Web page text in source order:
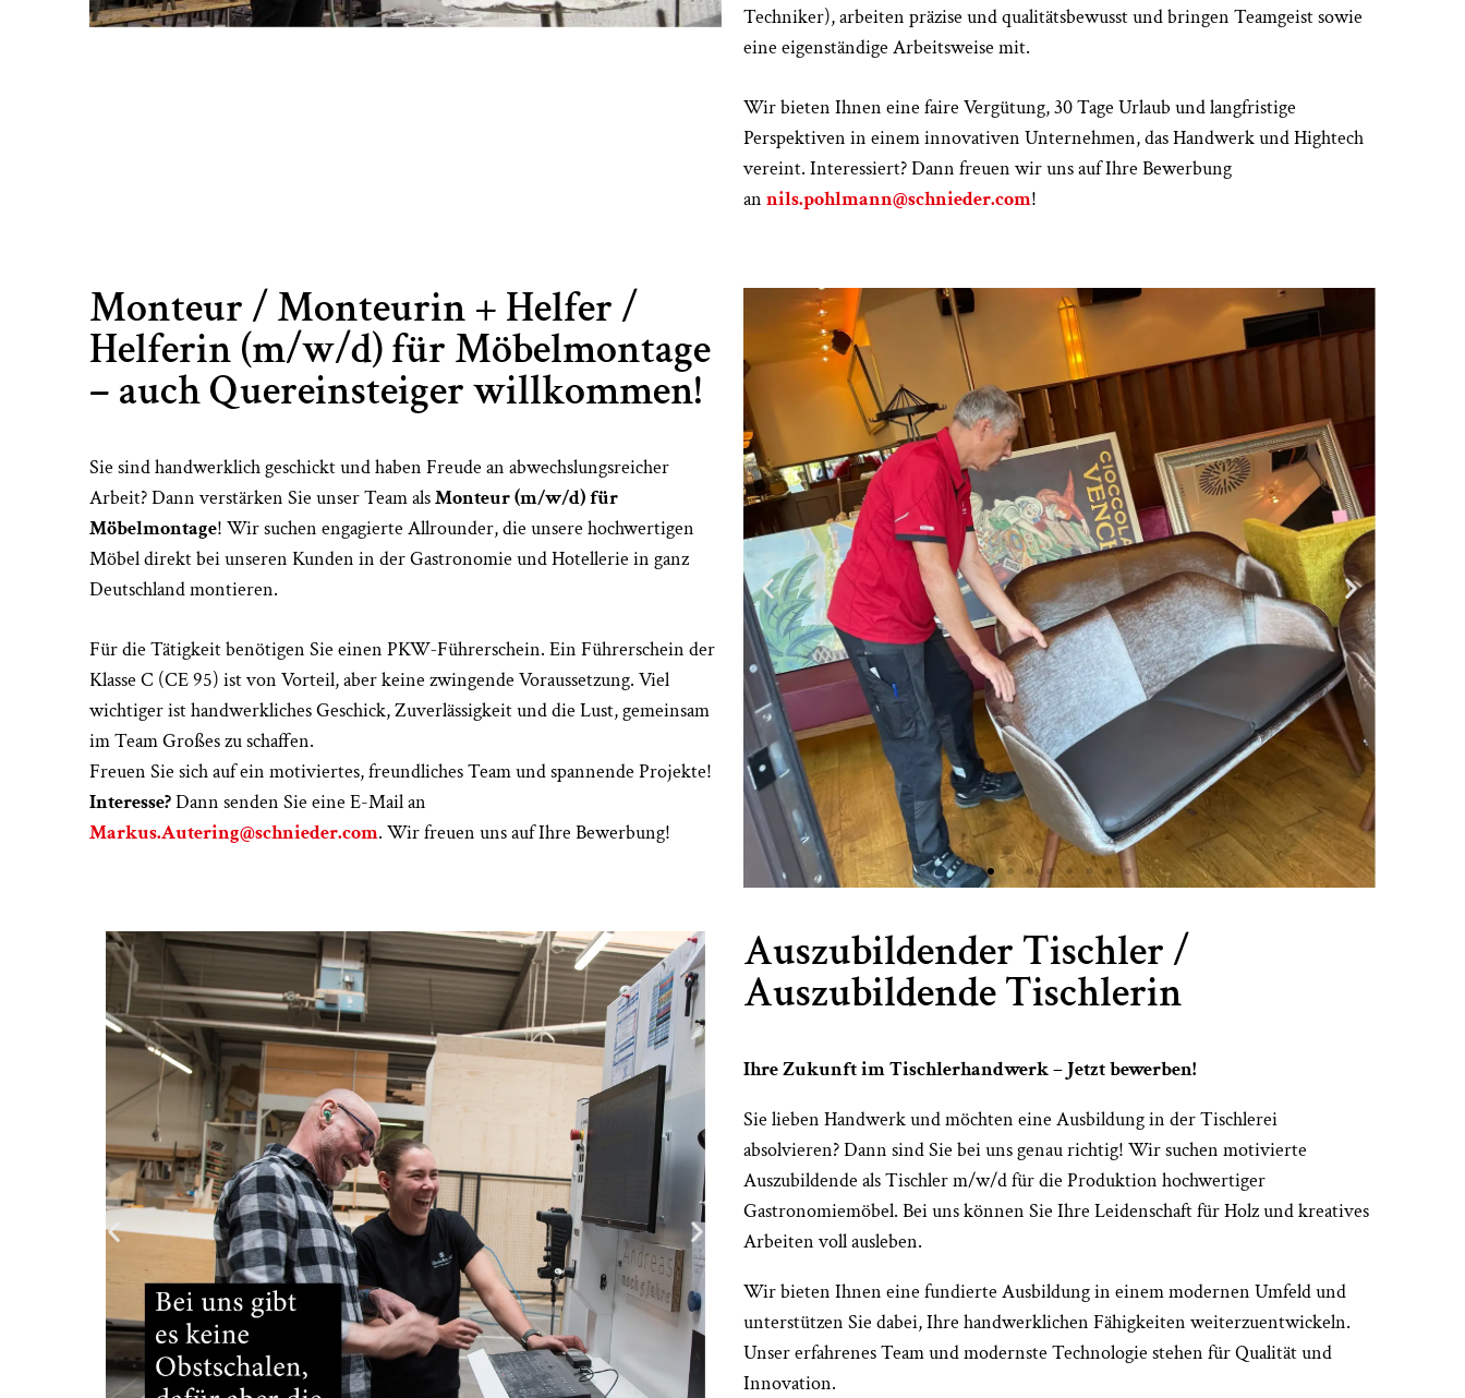
Techniker), arbeiten präzise und qualitätsbewusst und bringen Teamgeist sowie
eine eigenständige Arbeitsweise mit.
Wir bieten Ihnen eine faire Vergütung, 30 Tage Urlaub und langfristige
Perspektiven in einem innovativen Unternehmen, das Handwerk und Hightech
vereint. Interessiert? Dann freuen wir uns auf Ihre Bewerbung
an nils.pohlmann@schnieder.com!
Monteur / Monteurin + Helfer /
Helferin (m/w/d) für Möbelmontage
– auch Quereinsteiger willkommen!
Sie sind handwerklich geschickt und haben Freude an abwechslungsreicher
Arbeit? Dann verstärken Sie unser Team alsMonteur (m/w/d) für
Möbelmontage! Wir suchen engagierte Allrounder, die unsere hochwertigen
Möbel direkt bei unseren Kunden in der Gastronomie und Hotellerie in ganz
Deutschland montieren.
Für die Tätigkeit benötigen Sie einen PKW‑Führerschein. Ein Führerschein der
Klasse C (CE 95) ist von Vorteil, aber keine zwingende Voraussetzung. Viel
wichtiger ist handwerkliches Geschick, Zuverlässigkeit und die Lust, gemeinsam
im Team Großes zu schaffen.
Freuen Sie sich auf ein motiviertes, freundliches Team und spannende Projekte!
Interesse?Dann senden Sie eine E-Mail an
Markus.Autering@schnieder.com. Wir freuen uns auf Ihre Bewerbung!
Auszubildender Tischler /
Auszubildende Tischlerin
Ihre Zukunft im Tischlerhandwerk – Jetzt bewerben!
Sie lieben Handwerk und möchten eine Ausbildung in der Tischlerei
absolvieren? Dann sind Sie bei uns genau richtig! Wir suchen motivierte
Auszubildende als Tischler m/w/d für die Produktion hochwertiger
Gastronomiemöbel. Bei uns können Sie Ihre Leidenschaft für Holz und kreatives
Arbeiten voll ausleben.
Wir bieten Ihnen eine fundierte Ausbildung in einem modernen Umfeld und
unterstützen Sie dabei, Ihre handwerklichen Fähigkeiten weiterzuentwickeln.
Unser erfahrenes Team und modernste Technologie stehen für Qualität und
Innovation.